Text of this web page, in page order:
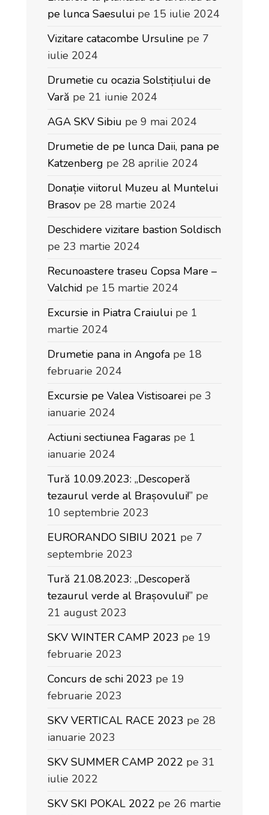
pe lunca Saesului pe 15 iulie 2024
Vizitare catacombe Ursuline pe 7
iulie 2024
Drumetie cu ocazia Solstițiului de
Vară pe 21 iunie 2024
AGA SKV Sibiu pe 9 mai 2024
Drumetie de pe lunca Daii, pana pe
Katzenberg pe 28 aprilie 2024
Donație viitorul Muzeu al Muntelui
Brasov pe 28 martie 2024
Deschidere vizitare bastion Soldisch
pe 23 martie 2024
Recunoastere traseu Copsa Mare –
Valchid pe 15 martie 2024
Excursie in Piatra Craiului pe 1
martie 2024
Drumetie pana in Angofa pe 18
februarie 2024
Excursie pe Valea Vistisoarei pe 3
ianuarie 2024
Actiuni sectiunea Fagaras pe 1
ianuarie 2024
Tură 10.09.2023: „Descoperă
tezaurul verde al Brașovului!” pe
10 septembrie 2023
EURORANDO SIBIU 2021 pe 7
septembrie 2023
Tură 21.08.2023: „Descoperă
tezaurul verde al Brașovului!” pe
21 august 2023
SKV WINTER CAMP 2023 pe 19
februarie 2023
Concurs de schi 2023 pe 19
februarie 2023
SKV VERTICAL RACE 2023 pe 28
ianuarie 2023
SKV SUMMER CAMP 2022 pe 31
iulie 2022
SKV SKI POKAL 2022 pe 26 martie